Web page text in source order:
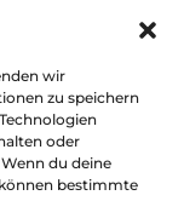
wir
zu speichern
oder
du deine
bestimmte
darin
ich mich
die
zu
Ich